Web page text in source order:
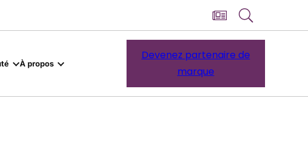
À propos
Devenez partenaire de
marque